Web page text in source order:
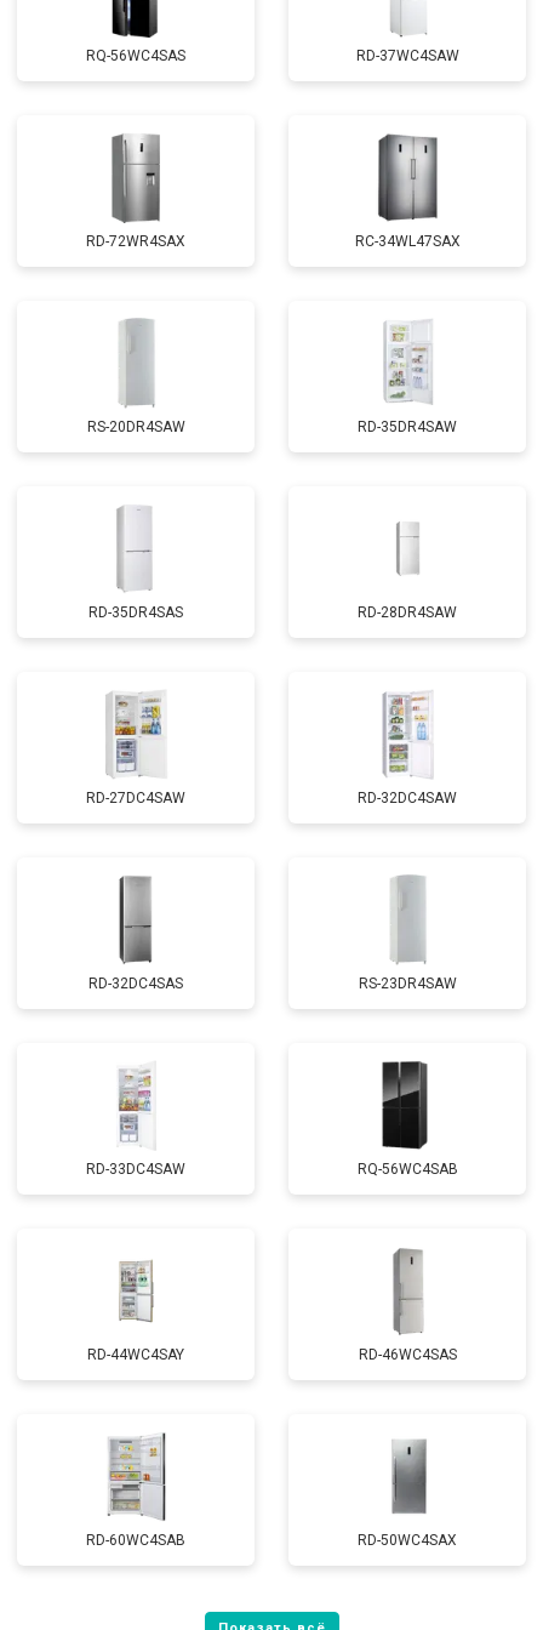
RQ-56WC4SAS RD-37WC4SAW
RD-72WR4SAX RС-34WL47SAX
RS-20DR4SAW RD-35DR4SAW
RD-35DR4SAS RD-28DR4SAW
RD-27DC4SAW RD-32DC4SAW
RD-32DC4SAS RS-23DR4SAW
RD-33DC4SAW RQ-56WC4SAB
RD-44WC4SAY RD-46WC4SAS
RD-60WC4SAB RD-50WC4SAX